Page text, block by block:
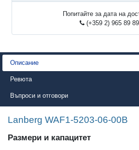
Попитайте за дата на
(+359 2) 965 89 89
Описание
Ревюта
Въпроси и отговори
Lanberg WAF1-5203-06-00B
Размери и капацитет